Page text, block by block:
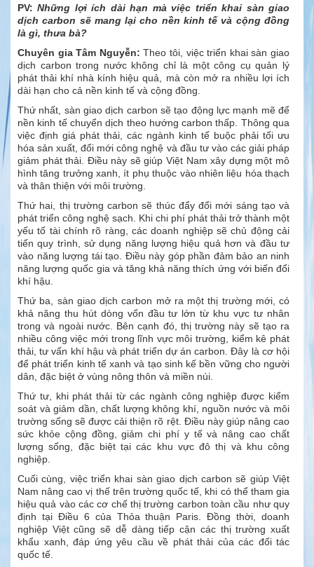
PV: Những lợi ích dài hạn mà việc triển khai sàn giao
dịch carbon sẽ mang lại cho nền kinh tế và cộng đồng
là gì, thưa bà?
Chuyên gia Tâm Nguyễn:Theo tôi, việc triển khai sàn giao
dịch carbon trong nước không chỉ là một công cụ quản lý
phát thải khí nhà kính hiệu quả, mà còn mở ra nhiều lợi ích
dài hạn cho cả nền kinh tế và cộng đồng.
Thứ nhất, sàn giao dịch carbon sẽ tạo động lực mạnh mẽ để
nền kinh tế chuyển dịch theo hướng carbon thấp. Thông qua
việc định giá phát thải, các ngành kinh tế buộc phải tối ưu
hóa sản xuất, đổi mới công nghệ và đầu tư vào các giải pháp
giảm phát thải. Điều này sẽ giúp Việt Nam xây dựng một mô
hình tăng trưởng xanh, ít phụ thuộc vào nhiên liệu hóa thạch
và thân thiện với môi trường.
Thứ hai, thị trường carbon sẽ thúc đẩy đổi mới sáng tạo và
phát triển công nghệ sạch. Khi chi phí phát thải trở thành một
yếu tố tài chính rõ ràng, các doanh nghiệp sẽ chủ động cải
tiến quy trình, sử dụng năng lượng hiệu quả hơn và đầu tư
vào năng lượng tái tạo. Điều này góp phần đảm bảo an ninh
năng lượng quốc gia và tăng khả năng thích ứng với biến đổi
khí hậu.
Thứ ba, sàn giao dịch carbon mở ra một thị trường mới, có
khả năng thu hút dòng vốn đầu tư lớn từ khu vực tư nhân
trong và ngoài nước. Bên cạnh đó, thị trường này sẽ tạo ra
nhiều công việc mới trong lĩnh vực môi trường, kiểm kê phát
thải, tư vấn khí hậu và phát triển dự án carbon. Đây là cơ hội
để phát triển kinh tế xanh và tạo sinh kế bền vững cho người
dân, đặc biệt ở vùng nông thôn và miền núi.
Thứ tư, khi phát thải từ các ngành công nghiệp được kiểm
soát và giảm dần, chất lượng không khí, nguồn nước và môi
trường sống sẽ được cải thiện rõ rệt. Điều này giúp nâng cao
sức khỏe cộng đồng, giảm chi phí y tế và nâng cao chất
lượng sống, đặc biệt tại các khu vực đô thị và khu công
nghiệp.
Cuối cùng, việc triển khai sàn giao dịch carbon sẽ giúp Việt
Nam nâng cao vị thế trên trường quốc tế, khi có thể tham gia
hiệu quả vào các cơ chế thị trường carbon toàn cầu như quy
định tại Điều 6 của Thỏa thuận Paris. Đồng thời, doanh
nghiệp Việt cũng sẽ dễ dàng tiếp cận các thị trường xuất
khẩu xanh, đáp ứng yêu cầu về phát thải của các đối tác
quốc tế.